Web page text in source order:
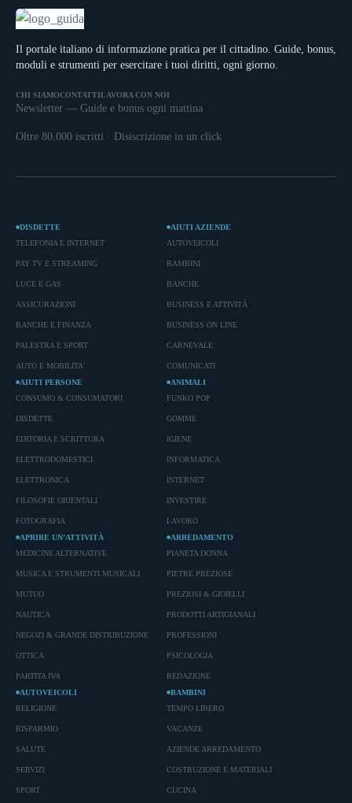
Il portale italiano di informazione pratica per il cittadino. Guide, bonus,
moduli e strumenti per esercitare i tuoi diritti, ogni giorno.
CHI SIAMOCONTATTI LAVORA CON NOI
Newsletter — Guide e bonus ogni mattina
Oltre 80.000 iscritti · Disiscrizione in un click
DISDETTE
TELEFONIA E INTERNET
PAY TV E STREAMING
LUCE E GAS
ASSICURAZIONI
BANCHE E FINANZA
PALESTRA E SPORT
AUTO E MOBILITA'
AIUTI AZIENDE
AUTOVEICOLI
BAMBINI
BANCHE
BUSINESS E ATTIVITÀ
BUSINESS ON LINE
CARNEVALE
COMUNICATI
AIUTI PERSONE
CONSUMO & CONSUMATORI
DISDETTE
EDITORIA E SCRITTURA
ELETTRODOMESTICI
ELETTRONICA
FILOSOFIE ORIENTALI
FOTOGRAFIA
ANIMALI
FUNKO POP
GOMME
IGIENE
INFORMATICA
INTERNET
INVESTIRE
LAVORO
APRIRE UN’ATTIVITÀ
MEDICINE ALTERNATIVE
MUSICA E STRUMENTI MUSICALI
MUTUO
NAUTICA
NEGOZI & GRANDE DISTRIBUZIONE
OTTICA
PARTITA IVA
ARREDAMENTO
PIANETA DONNA
PIETRE PREZIOSE
PREZIOSI & GIOIELLI
PRODOTTI ARTIGIANALI
PROFESSIONI
PSICOLOGIA
REDAZIONE
AUTOVEICOLI
RELIGIONE
RISPARMIO
SALUTE
SERVIZI
SPORT
BAMBINI
TEMPO LIBERO
VACANZE
AZIENDE ARREDAMENTO
COSTRUZIONE E MATERIALI
CUCINA